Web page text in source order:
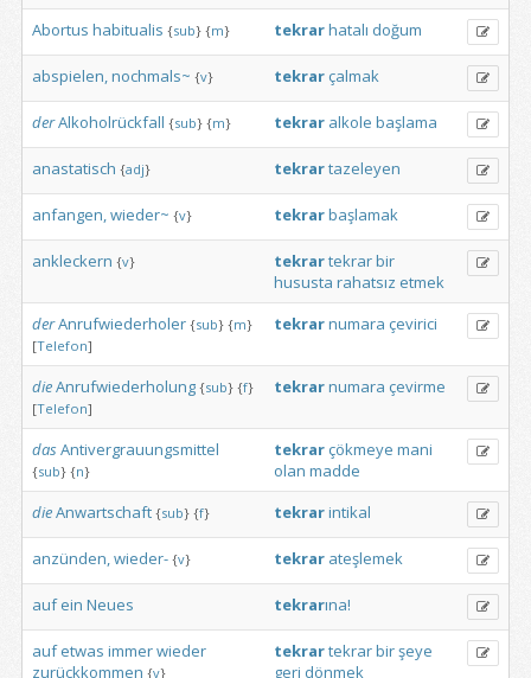
Abortus habitualis {sub} {m} tekrarhatalı doğum
abspielen,nochmals~ {v} tekrar çalmak
derAlkoholrückfall {sub} {m} tekrar alkole başlama
anastatisch {adj} tekrartazeleyen
anfangen,wieder~ {v} tekrarbaşlamak
ankleckern {v} tekrartekrarbir
hususta rahatsız etmek
derAnrufwiederholer {sub} {m}
[Telefon]
tekrarnumara çevirici
dieAnrufwiederholung {sub} {f}
[Telefon]
tekrarnumara çevirme
dasAntivergrauungsmittel
{sub} {n}
tekrar çökmeye mani
olan madde
dieAnwartschaft {sub} {f} tekrarintikal
anzünden,wieder- {v} tekrar ateşlemek
auf ein Neues tekrarına!
auf etwas immerwieder
zurückkommen {v}
tekrartekrarbirşeye
geri dönmek